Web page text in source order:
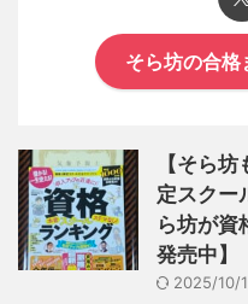
そら坊の合格
【そら
定スクー
ら坊が資
発売中】
2025/10/